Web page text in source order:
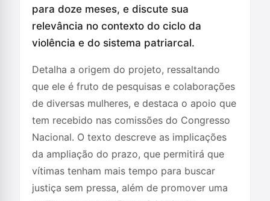
para doze meses, e discute sua
relevância no contexto do ciclo da
violência e do sistema patriarcal.
Detalha a origem do projeto, ressaltando
que ele é fruto de pesquisas e colaborações
de diversas mulheres, e destaca o apoio que
tem recebido nas comissões do Congresso
Nacional. O texto descreve as implicações
da ampliação do prazo, que permitirá que
vítimas tenham mais tempo para buscar
justiça sem pressa, além de promover uma